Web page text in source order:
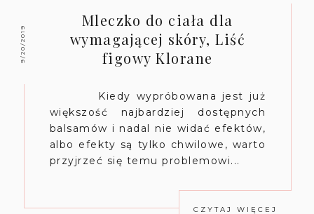
9/20/2019
Mleczko do ciała dla
wymagającej skóry, Liść
figowy Klorane
Kiedy wypróbowana jest już
większość najbardziej dostępnych
balsamów i nadal nie widać efektów,
albo efekty są tylko chwilowe, warto
przyjrzeć się temu problemowi...
CZYTAJ WIĘCEJ